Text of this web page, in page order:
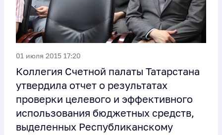
01 июля 2015 17:20
Коллегия Счетной палаты Татарстана
утвердила отчет о результатах
проверки целевого и эффективного
использования бюджетных средств,
выделенных Республиканскому